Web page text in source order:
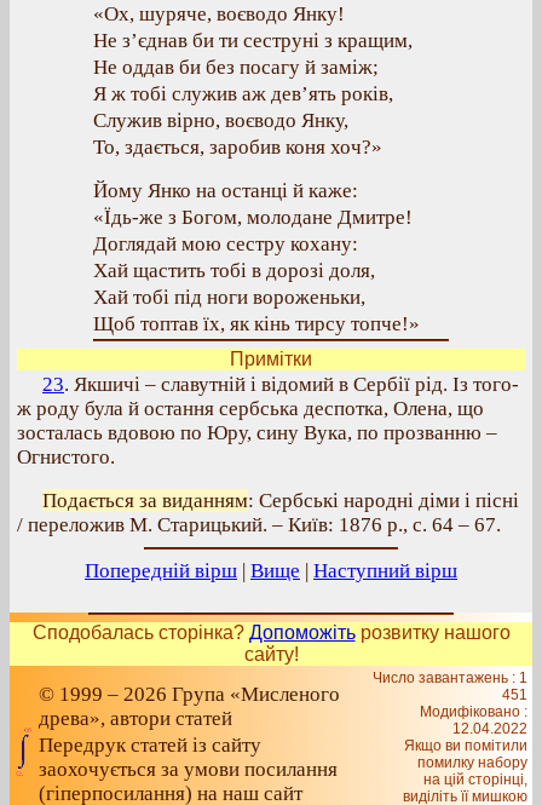
«Ох, шуряче, воєводо Янку!
Не з’єднав би ти сеструні з кращим,
Не оддав би без посагу й заміж;
Я ж тобі служив аж дев’ять років,
Служив вірно, воєводо Янку,
То, здається, заробив коня хоч?»
Йому Янко на останці й каже:
«Їдь-же з Богом, молодане Дмитре!
Доглядай мою сестру кохану:
Хай щастить тобі в дорозі доля,
Хай тобі під ноги вороженьки,
Щоб топтав їх, як кінь тирсу топче!»
Примітки
23. Якшичі – славутній і відомий в Сербії рід. Із того-
ж роду була й остання сербська деспотка, Олена, що
зосталась вдовою по Юру, сину Вука, по прозванню –
Огнистого.
Подається за виданням: Сербські народні діми і пісні
/ переложив М. Старицький. – Київ: 1876 р., с. 64 – 67.
Попередній вірш | Вище | Наступний вірш
Сподобалась сторінка? Допоможітьрозвитку нашого
сайту!
© 1999 – 2026 Група «Мисленого
древа», автори статей
Передрук статей із сайту
заохочується за умови посилання
(гіперпосилання) на наш сайт
Число завантажень : 1
451
Модифіковано :
12.04.2022
Якщо ви помітили
помилку набору
на цiй сторiнцi,
видiлiть її мишкою